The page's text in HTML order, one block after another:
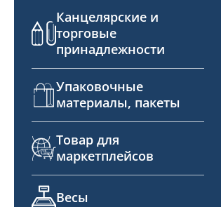
Канцелярские и
торговые
принадлежности
Упаковочные
материалы, пакеты
Товар для
маркетплейсов
Весы